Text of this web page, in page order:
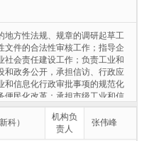
地方性法规、规章的调研起草工
文件的合法性审核工作；指导企
社会责任建设工作；负责工业和
和政务公开，承担信访、行政应
和信息化行政审批事项的规范化
便民化改革；承担市级工业和信
审核审批管理并限时办结；负责
勘察、论证、审核、上报等工
科）
机构负
责人
张伟峰